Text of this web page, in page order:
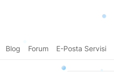
Blog Forum E-Posta Servisi